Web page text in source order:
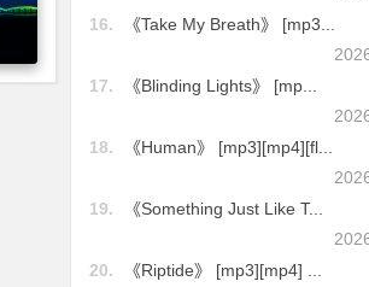
16.
《Take My Breath》 [mp3...
17.
《Blinding Lights》 [mp...
18.
《Human》 [mp3][mp4][fl...
19.
《Something Just Like T...
20.
《Riptide》 [mp3][mp4] ...